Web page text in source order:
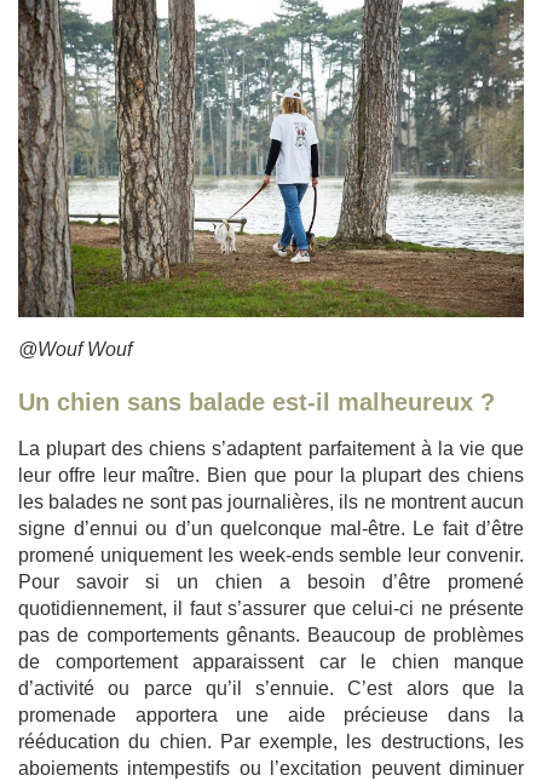
@Wouf Wouf
Un chien sans balade est-il malheureux ?
La plupart des chiens s’adaptent parfaitement à la vie que
leur offre leur maître. Bien que pour la plupart des chiens
les balades ne sont pas journalières, ils ne montrent aucun
signe d’ennui ou d’un quelconque mal-être. Le fait d’être
promené uniquement les week-ends semble leur convenir.
Pour savoir si un chien a besoin d’être promené
quotidiennement, il faut s’assurer que celui-ci ne présente
pas de comportements gênants. Beaucoup de problèmes
de comportement apparaissent car le chien manque
d’activité ou parce qu’il s’ennuie. C’est alors que la
promenade apportera une aide précieuse dans la
rééducation du chien. Par exemple, les destructions, les
aboiements intempestifs ou l’excitation peuvent diminuer